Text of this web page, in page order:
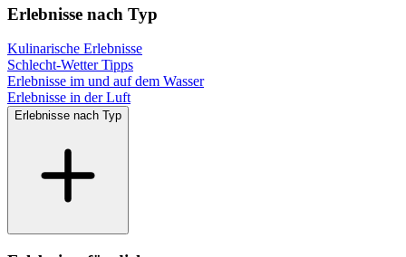
Erlebnisse nach Typ
Kulinarische Erlebnisse
Schlecht-Wetter Tipps
Erlebnisse im und auf dem Wasser
Erlebnisse in der Luft
Erlebnisse nach Typ